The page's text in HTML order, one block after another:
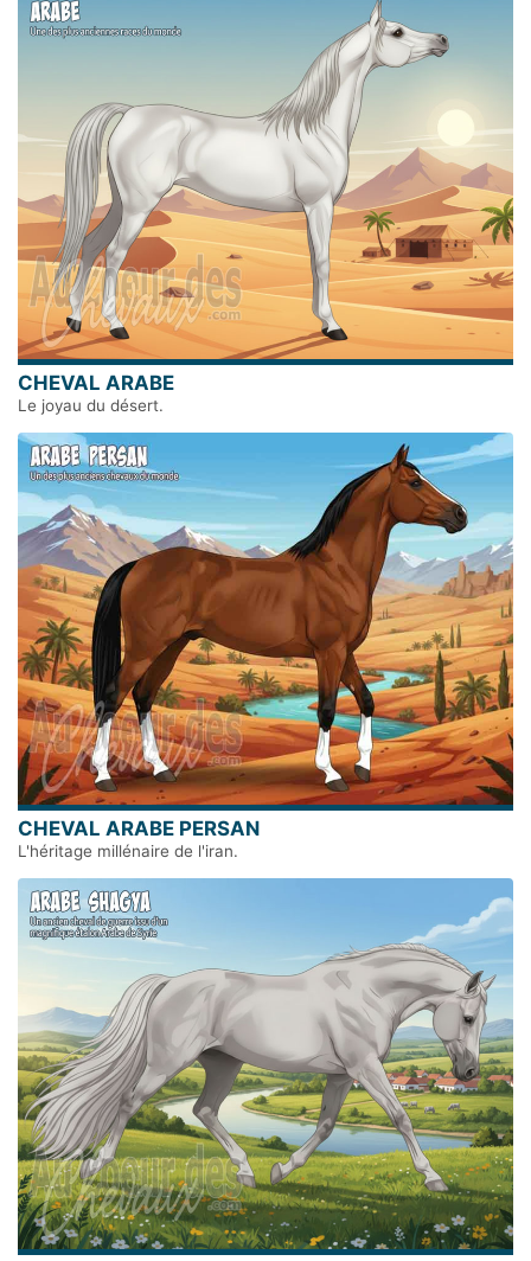
CHEVAL ARABE
Le joyau du désert.
CHEVAL ARABE PERSAN
L'héritage millénaire de l'iran.